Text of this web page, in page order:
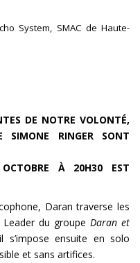
System, SMAC de Haute-
DE NOTRE VOLONTÉ,
SIMONE RINGER SONT
À 20H30 EST
Daran traverse les
du groupe Daran et
s’impose ensuite en solo
et sans artifices.